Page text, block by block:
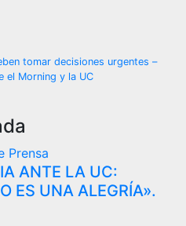
tomar decisiones urgentes –
el Morning y la UC
Prensa
ANTE LA UC:
ES UNA ALEGRÍA».